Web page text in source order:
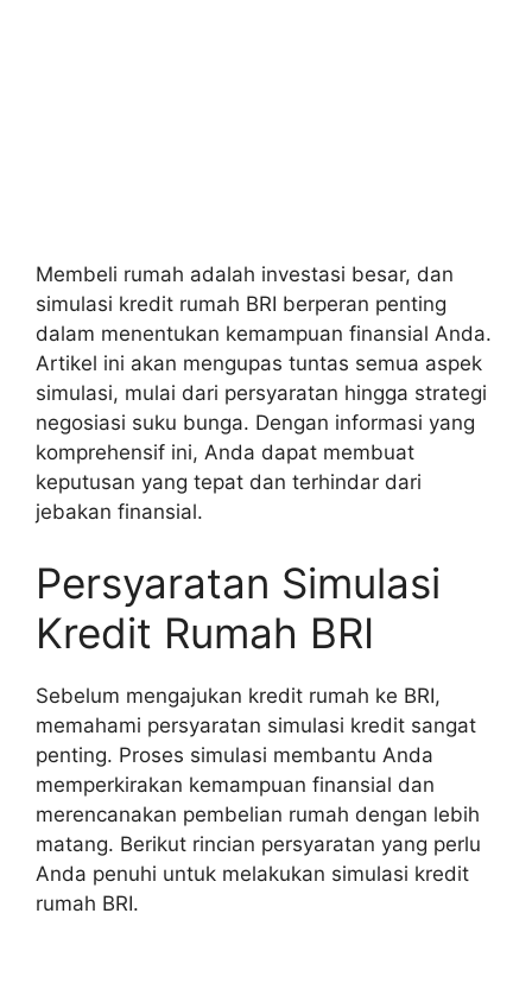
Membeli rumah adalah investasi besar, dan
simulasi kredit rumah BRI berperan penting
dalam menentukan kemampuan finansial Anda.
Artikel ini akan mengupas tuntas semua aspek
simulasi, mulai dari persyaratan hingga strategi
negosiasi suku bunga. Dengan informasi yang
komprehensif ini, Anda dapat membuat
keputusan yang tepat dan terhindar dari
jebakan finansial.
Persyaratan Simulasi
Kredit Rumah BRI
Sebelum mengajukan kredit rumah ke BRI,
memahami persyaratan simulasi kredit sangat
penting. Proses simulasi membantu Anda
memperkirakan kemampuan finansial dan
merencanakan pembelian rumah dengan lebih
matang. Berikut rincian persyaratan yang perlu
Anda penuhi untuk melakukan simulasi kredit
rumah BRI.